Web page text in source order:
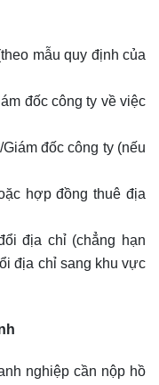
mẫu quy định của
đốc công ty về việc
đốc công ty (nếu
hợp đồng thuê địa
địa chỉ (chẳng hạn
địa chỉ sang khu vực
nghiệp cần nộp hồ